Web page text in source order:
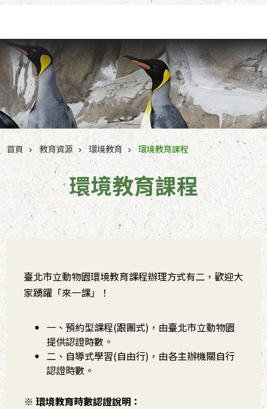
首頁 教育資源 環境教育 環境教育課程
環境教育課程
臺北市立動物園環境教育課程辦理方式有二，歡迎大
家踴躍「來一課」！
一、預約型課程(跟團式)，由臺北市立動物園
提供認證時數。
二、自導式學習(自由行)，由各主辦機關自行
認證時數。
※ 環境教育時數認證說明：